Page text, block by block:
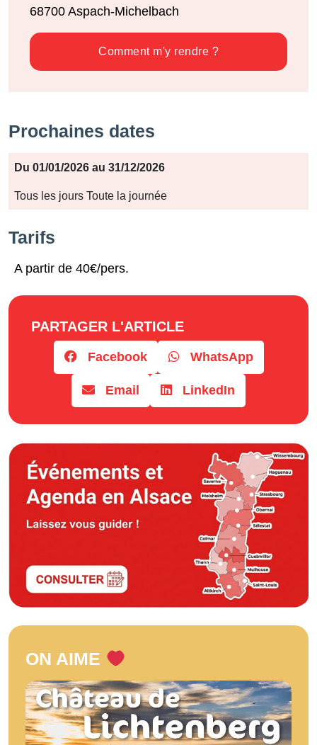
68700 Aspach-Michelbach
Comment m'y rendre ?
Prochaines dates
Période
Jours
Du 01/01/2026 au 31/12/2026
Tous les jours Toute la journée
Tarifs
A partir de 40€/pers.
PARTAGER L'ARTICLE
Facebook WhatsApp
Email LinkedIn
ON AIME